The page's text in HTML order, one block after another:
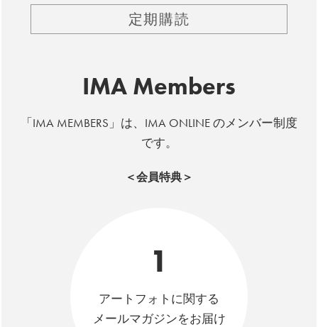
定期購読
IMA Members
「IMA MEMBERS」は、IMA ONLINE のメンバー制度
です。
＜会員特典＞
1
アートフォトに関する
メールマガジンをお届け